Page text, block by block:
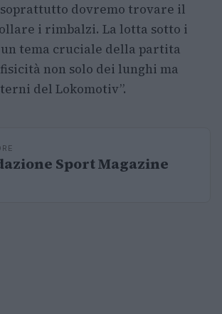
dovremo trovare il
i rimbalzi. La lotta sotto i
tema cruciale della partita
non solo dei lunghi ma
del Lokomotiv”.
Sport Magazine